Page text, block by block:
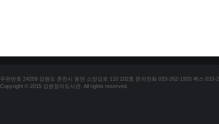
우편번호 24209 강원도 춘천시 동면 소양강로 110 102호 문의전화 033-262-1920 팩스 033-
Copyright © 2015 강원점자도서관. All rights reserved.